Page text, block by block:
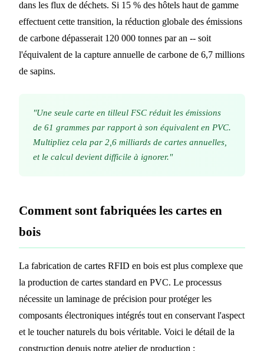
dans les flux de déchets. Si 15 % des hôtels haut de gamme
effectuent cette transition, la réduction globale des émissions
de carbone dépasserait 120 000 tonnes par an -- soit
l'équivalent de la capture annuelle de carbone de 6,7 millions
de sapins.
"Une seule carte en tilleul FSC réduit les émissions
de 61 grammes par rapport à son équivalent en PVC.
Multipliez cela par 2,6 milliards de cartes annuelles,
et le calcul devient difficile à ignorer."
Comment sont fabriquées les cartes en
bois
La fabrication de cartes RFID en bois est plus complexe que
la production de cartes standard en PVC. Le processus
nécessite un laminage de précision pour protéger les
composants électroniques intégrés tout en conservant l'aspect
et le toucher naturels du bois véritable. Voici le détail de la
construction depuis notre atelier de production :